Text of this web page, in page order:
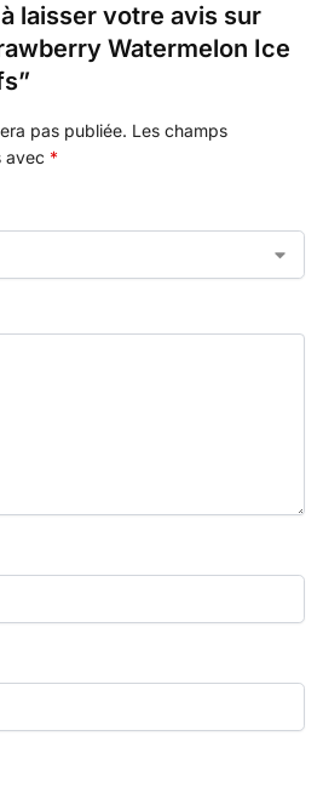
laisser votre avis sur
Watermelon Ice
pas publiée. Les champs
avec *